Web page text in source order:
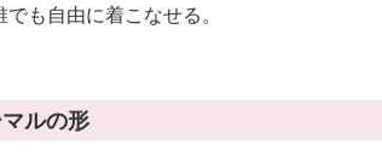
も自由に着こなせる。
ルの形